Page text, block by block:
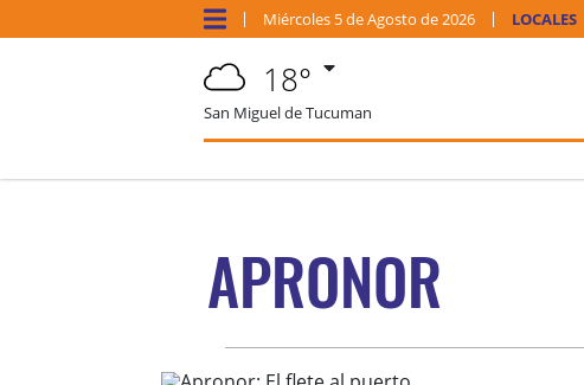
Miércoles 5 deAgosto de 2026 LOCALES
18°
San Miguel de Tucuman
APRONOR